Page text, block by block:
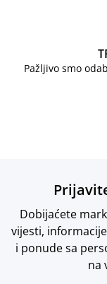
Pažljivo smo
Dobijaćete
vijesti,
i ponude sa
na